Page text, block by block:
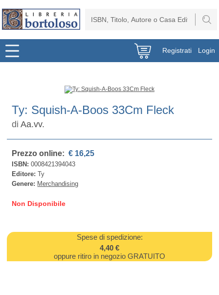
Registrati Login
Ty: Squish-A-Boos 33Cm Fleck
diAa.vv.
Prezzo online: € 16,25
ISBN:0008421394043
Editore:Ty
Genere: Merchandising
Non Disponibile
Spese di spedizione:
4,40 €
oppure ritiro in negozio GRATUITO